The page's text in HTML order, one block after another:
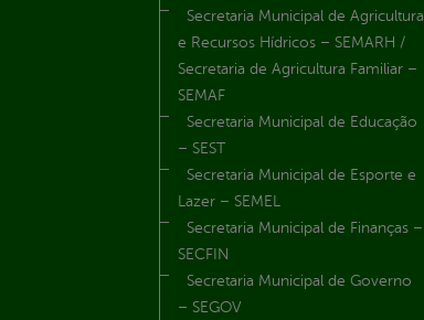
Secretaria Municipal de Agricultura
e Recursos Hídricos – SEMARH /
Secretaria de Agricultura Familiar –
SEMAF
Secretaria Municipal de Educação
– SEST
Secretaria Municipal de Esporte e
Lazer – SEMEL
Secretaria Municipal de Finanças –
SECFIN
Secretaria Municipal de Governo
– SEGOV